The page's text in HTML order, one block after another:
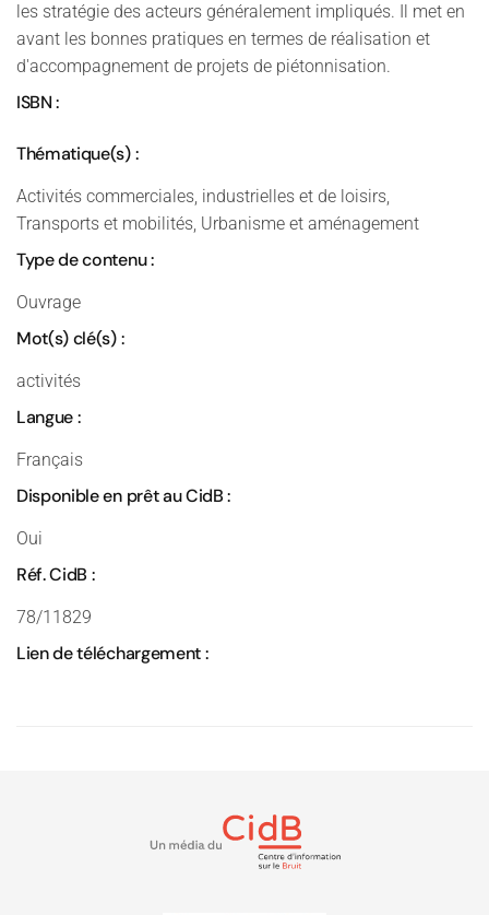
les stratégie des acteurs généralement impliqués. Il met en
avant les bonnes pratiques en termes de réalisation et
d'accompagnement de projets de piétonnisation.
ISBN :
Thématique(s) :
Activités commerciales, industrielles et de loisirs,
Transports et mobilités, Urbanisme et aménagement
Type de contenu :
Ouvrage
Mot(s) clé(s) :
activités
Langue :
Français
Disponible en prêt au CidB :
Oui
Réf. CidB :
78/11829
Lien de téléchargement :